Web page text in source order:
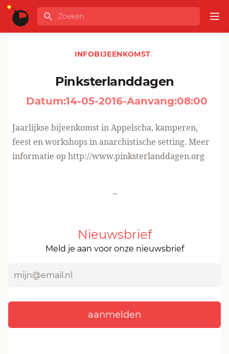
Ga naar de inhoud
GLOBALINFO
Zoeken
INFOBIJEENKOMST
Pinksterlanddagen
Datum:14-05-2016-Aanvang:08:00
Jaarlijkse bijeenkomst in Appelscha, kamperen,
feest en workshops in anarchistische setting. Meer
informatie op http://www.pinksterlanddagen.org
-
Nieuwsbrief
Meld je aan voor onze nieuwsbrief